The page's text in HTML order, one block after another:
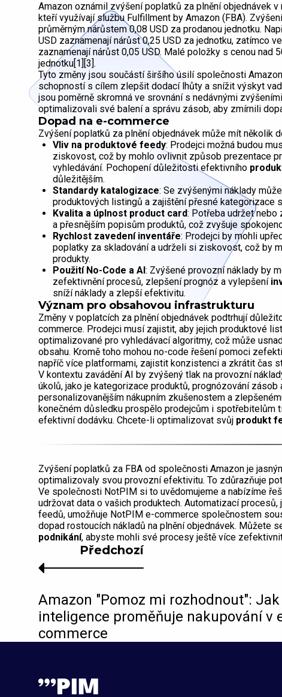
Amazon oznámil zvýšení poplatků za plnění objednávek
kteří využívají službu Fulfillment by Amazon (FBA).
průměrným nárůstem 0,08 USD za prodanou jednotku.
USD zaznamenají nárůst 0,25 USD za jednotku, zatímco
zaznamenají nárůst 0,05 USD. Malé položky s cenou nad
jednotku[1][3].
Tyto změny jsou součástí širšího úsilí společnosti
schopností s cílem zlepšit dodací lhůty a snížit výskyt
jsou poměrně skromná ve srovnání s nedávnými
optimalizovali své balení a správu zásob, aby zmírnili
Dopad na e-commerce
Zvýšení poplatků za plnění objednávek může mít několik
Vliv na produktové feedy: Prodejci možná budou
ziskovost, což by mohlo ovlivnit způsob prezentace
vyhledávání. Pochopení důležitosti efektivního
důležitějším.
Standardy katalogizace: Se zvýšenými náklady
produktových listingů a zajištění přesné kategorizace
Kvalita a úplnost product card: Potřeba udržet
a přesnějším popisům produktů, což zvyšuje
Rychlost zavedení inventáře: Prodejci by mohli
poplatky za skladování a udrželi si ziskovost, což by
produkty.
Použití No-Code a AI : Zvýšené provozní náklady by
zefektivnění procesů, zlepšení prognóz a vylepšení
sníží náklady a zlepší efektivitu.
Význam pro obsahovou infrastrukturu
Změny v poplatcích za plnění objednávek podtrhují
commerce. Prodejci musí zajistit, aby jejich produktové
optimalizované pro vyhledávací algoritmy, což může
obsahu. Kromě toho mohou no-code řešení pomoci
napříč více platformami, zajistit konzistenci a zkrátit čas
V kontextu zavádění AI by zvýšený tlak na provozní
úkolů, jako je kategorizace produktů, prognózování zásob
personalizovanějším nákupním zkušenostem a
konečném důsledku prospělo prodejcům i
efektivní dodávku. Chcete-li optimalizovat svůj produkt
Zvýšení poplatků za FBA od společnosti Amazon je
optimalizovaly svou provozní efektivitu. To zdůrazňuje
Ve společnosti NotPIM si to uvědomujeme a nabízíme
udržovat data o vašich produktech. Automatizací
feedů, umožňuje NotPIM e-commerce společnostem
dopad rostoucích nákladů na plnění objednávek. Můžete
podnikání, abyste mohli své procesy ještě více
Předchozí
Amazon "Pomoz mi rozhodnout":
inteligence proměňuje nakupování v
commerce